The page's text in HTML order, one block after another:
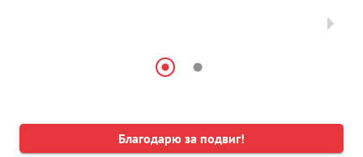
Благодарю за подвиг!